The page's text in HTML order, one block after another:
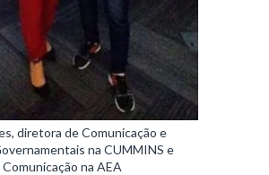
diretora de Comunicação e
na CUMMINS e
na AEA